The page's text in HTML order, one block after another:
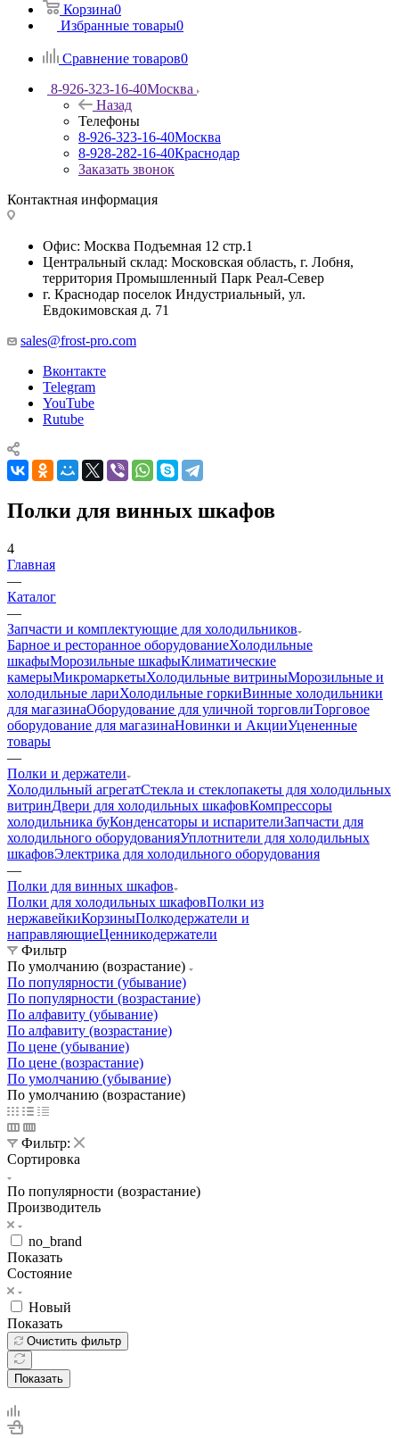
Корзина0
Избранные товары0
Сравнение товаров0
8-926-323-16-40Москва
Назад
Телефоны
8-926-323-16-40Москва
8-928-282-16-40Краснодар
Заказать звонок
Контактная информация
Офис: Москва Подъемная 12 стр.1
Центральный склад: Московская область, г. Лобня,
территория Промышленный Парк Реал-Север
г. Краснодар поселок Индустриальный, ул.
Евдокимовская д. 71
sales@frost-pro.com
Вконтакте
Telegram
YouTube
Rutube
Полки для винных шкафов
4
Главная
—
Каталог
—
Запчасти и комплектующие для холодильников
Барное и ресторанное оборудованиеХолодильные
шкафыМорозильные шкафыКлиматические
камерыМикромаркетыХолодильные витриныМорозильные и
холодильные лариХолодильные горкиВинные холодильники
для магазинаОборудование для уличной торговлиТорговое
оборудование для магазинаНовинки и АкцииУцененные
товары
—
Полки и держатели
Холодильный агрегатСтекла и стеклопакеты для холодильных
витринДвери для холодильных шкафовКомпрессоры
холодильника буКонденсаторы и испарителиЗапчасти для
холодильного оборудованияУплотнители для холодильных
шкафовЭлектрика для холодильного оборудования
—
Полки для винных шкафов
Полки для холодильных шкафовПолки из
нержавейкиКорзиныПолкодержатели и
направляющиеЦенникодержатели
Фильтр
По умолчанию (возрастание)
По популярности (убывание)
По популярности (возрастание)
По алфавиту (убывание)
По алфавиту (возрастание)
По цене (убывание)
По цене (возрастание)
По умолчанию (убывание)
По умолчанию (возрастание)
Фильтр:
Сортировка
По популярности (возрастание)
Производитель
no_brand
Показать
Состояние
Новый
Показать
Очистить фильтр
Показать